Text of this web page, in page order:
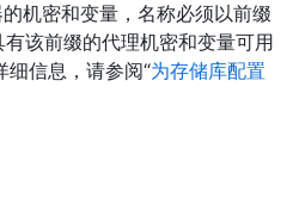
机密和变量，名称必须以前缀
该前缀的代理机密和变量可用
信息，请参阅“为存储库配置